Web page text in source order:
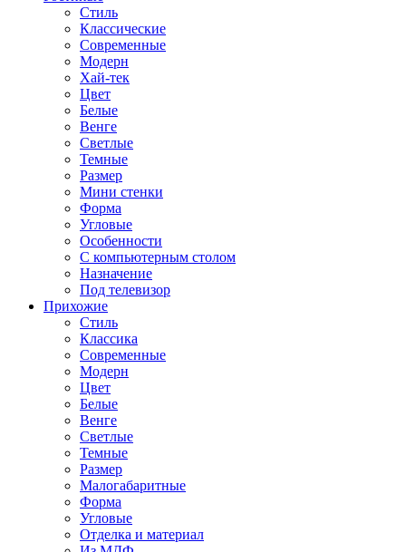
Стиль
Классические
Современные
Модерн
Хай-тек
Цвет
Белые
Венге
Светлые
Темные
Размер
Мини стенки
Форма
Угловые
Особенности
С компьютерным столом
Назначение
Под телевизор
Прихожие
Стиль
Классика
Современные
Модерн
Цвет
Белые
Венге
Светлые
Темные
Размер
Малогабаритные
Форма
Угловые
Отделка и материал